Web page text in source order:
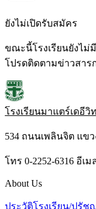
ยังไม่เปิดรับสมัคร
ขณะนี้โรงเรียนยังไม่
โปรดติดตามข่าวสา
โรงเรียนมาแตร์เดอีวิ
534 ถนนเพลินจิต แข
โทร 0-2252-6316 อีเม
About Us
ประวัติโรงเรียน/ปรัช